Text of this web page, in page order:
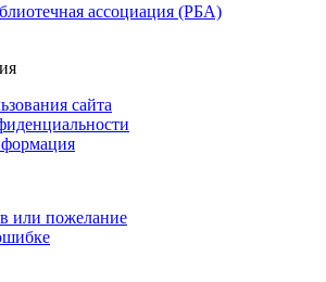
ассоциация (РБА)
сайта
или пожелание